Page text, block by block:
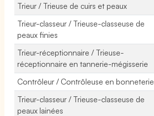
Trieur / Trieuse de cuirs et peaux
Trieur-classeur / Trieuse-classeuse de
peaux finies
Trieur-réceptionnaire / Trieuse-
réceptionnaire en tannerie-mégisserie
Contrôleur / Contrôleuse en bonneterie
Trieur-classeur / Trieuse-classeuse de
peaux lainées